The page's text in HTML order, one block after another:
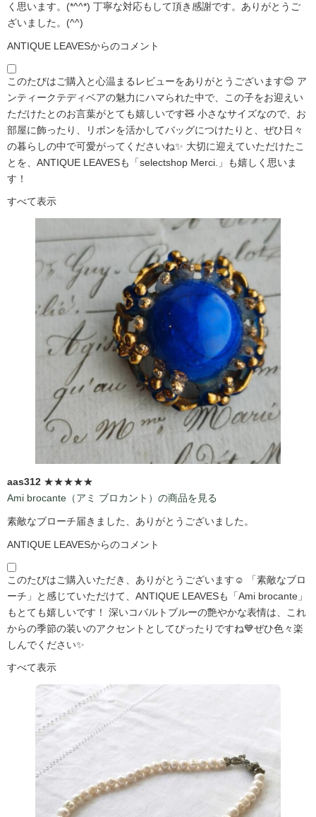
く思います。(*^^*) 丁寧な対応もして頂き感謝です。ありがとうご
ざいました。(^^)
ANTIQUE LEAVESからのコメント
このたびはご購入と心温まるレビューをありがとうございます😊 ア
ンティークテディベアの魅力にハマられた中で、この子をお迎えい
ただけたとのお言葉がとても嬉しいです🧸 小さなサイズなので、お
部屋に飾ったり、リボンを活かしてバッグにつけたりと、ぜひ日々
の暮らしの中で可愛がってくださいね✨ 大切に迎えていただけたこ
とを、ANTIQUE LEAVESも「selectshop Merci.」も嬉しく思いま
す！
すべて表示
aas312 ★★★★★
Ami brocante（アミ ブロカント）の商品を見る
素敵なブローチ届きました、ありがとうございました。
ANTIQUE LEAVESからのコメント
このたびはご購入いただき、ありがとうございます☺️ 「素敵なブロ
ーチ」と感じていただけて、ANTIQUE LEAVESも「Ami brocante」
もとても嬉しいです！ 深いコバルトブルーの艶やかな表情は、これ
からの季節の装いのアクセントとしてぴったりですね💙ぜひ色々楽
しんでください✨
すべて表示